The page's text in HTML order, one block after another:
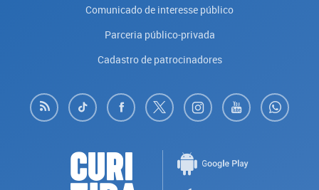
Comunicado de interesse público
Parceria público-privada
Cadastro de patrocinadores